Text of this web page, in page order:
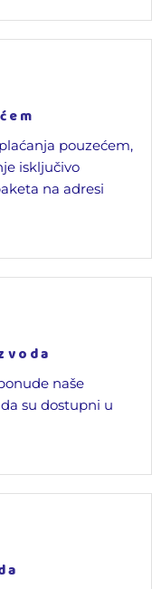
pouzećem,
isključivo
na adresi
naše
su dostupni u